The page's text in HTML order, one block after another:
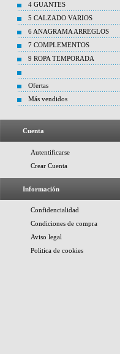
4 GUANTES
5 CALZADO VARIOS
6 ANAGRAMA ARREGLOS
7 COMPLEMENTOS
9 ROPA TEMPORADA
Ofertas
Más vendidos
Cuenta
Autentificarse
Crear Cuenta
Información
Confidencialidad
Condiciones de compra
Aviso legal
Politica de cookies